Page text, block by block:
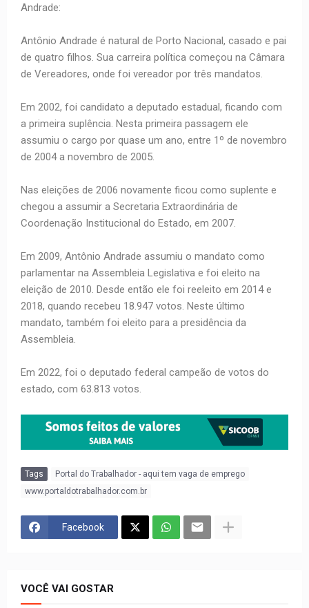
Andrade:
Antônio Andrade é natural de Porto Nacional, casado e pai
de quatro filhos. Sua carreira política começou na Câmara
de Vereadores, onde foi vereador por três mandatos.
Em 2002, foi candidato a deputado estadual, ficando com
a primeira suplência. Nesta primeira passagem ele
assumiu o cargo por quase um ano, entre 1º de novembro
de 2004 a novembro de 2005.
Nas eleições de 2006 novamente ficou como suplente e
chegou a assumir a Secretaria Extraordinária de
Coordenação Institucional do Estado, em 2007.
Em 2009, Antônio Andrade assumiu o mandato como
parlamentar na Assembleia Legislativa e foi eleito na
eleição de 2010. Desde então ele foi reeleito em 2014 e
2018, quando recebeu 18.947 votos. Neste último
mandato, também foi eleito para a presidência da
Assembleia.
Em 2022, foi o deputado federal campeão de votos do
estado, com 63.813 votos.
Tags
Portal do Trabalhador - aqui tem vaga de emprego
www.portaldotrabalhador.com.br
Facebook
VOCÊ VAI GOSTAR